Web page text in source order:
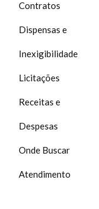
Contratos
Dispensas e
Inexigibilidade
Licitações
Receitas e
Despesas
Onde Buscar
Atendimento